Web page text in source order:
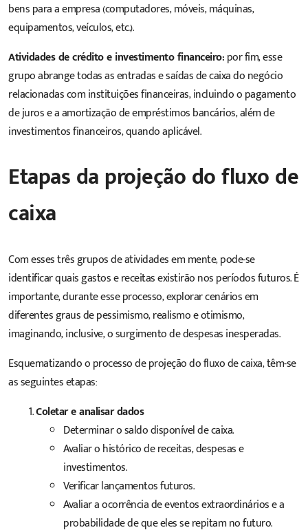
bens para a empresa (computadores, móveis, máquinas,
equipamentos, veículos, etc.).
Atividades de crédito e investimento financeiro:por fim, esse
grupo abrange todas as entradas e saídas de caixa do negócio
relacionadas com instituições financeiras, incluindo o pagamento
de juros e a amortização de empréstimos bancários, além de
investimentos financeiros, quando aplicável.
Etapas da projeção do fluxo de
caixa
Com esses três grupos de atividades em mente, pode-se
identificar quais gastos e receitas existirão nos períodos futuros. É
importante, durante esse processo, explorar cenários em
diferentes graus de pessimismo, realismo e otimismo,
imaginando, inclusive, o surgimento de despesas inesperadas.
Esquematizando o processo de projeção do fluxo de caixa, têm-se
as seguintes etapas:
Coletar e analisar dados
Determinar o saldo disponível de caixa.
Avaliar o histórico de receitas, despesas e
investimentos.
Verificar lançamentos futuros.
Avaliar a ocorrência de eventos extraordinários e a
probabilidade de que eles se repitam no futuro.